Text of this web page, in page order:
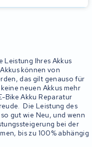
Leistung Ihres Akkus
können von
das gilt genauso für
neuen Akkus mehr
Bike Akku Reparatur
Die Leistung des
gut wie Neu, und wenn
bei der
bis zu 100% abhängig
Jahre Garantie
um zu suchen